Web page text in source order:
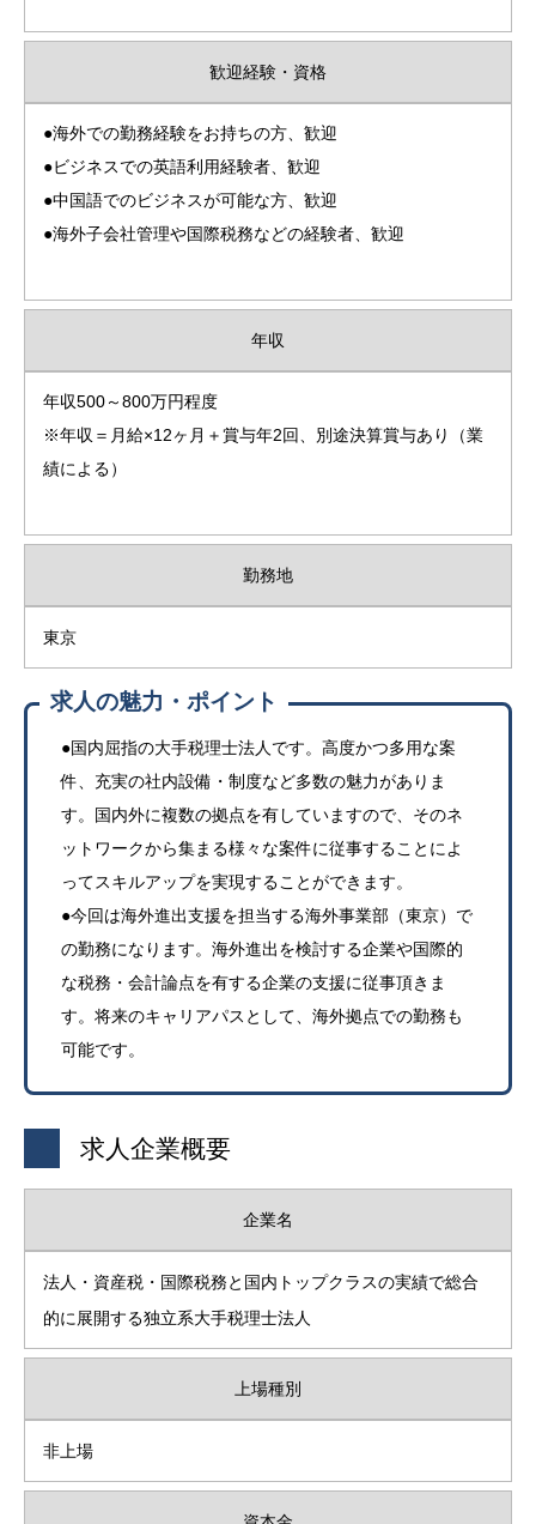
歓迎経験・資格
●海外での勤務経験をお持ちの方、歓迎
●ビジネスでの英語利用経験者、歓迎
●中国語でのビジネスが可能な方、歓迎
●海外子会社管理や国際税務などの経験者、歓迎
年収
年収500～800万円程度
※年収＝月給×12ヶ月＋賞与年2回、別途決算賞与あり（業
績による）
勤務地
東京
求人の魅力・ポイント
●国内屈指の大手税理士法人です。高度かつ多用な案
件、充実の社内設備・制度など多数の魅力がありま
す。国内外に複数の拠点を有していますので、そのネ
ットワークから集まる様々な案件に従事することによ
ってスキルアップを実現することができます。
●今回は海外進出支援を担当する海外事業部（東京）で
の勤務になります。海外進出を検討する企業や国際的
な税務・会計論点を有する企業の支援に従事頂きま
す。将来のキャリアパスとして、海外拠点での勤務も
可能です。
求人企業概要
企業名
法人・資産税・国際税務と国内トップクラスの実績で総合
的に展開する独立系大手税理士法人
上場種別
非上場